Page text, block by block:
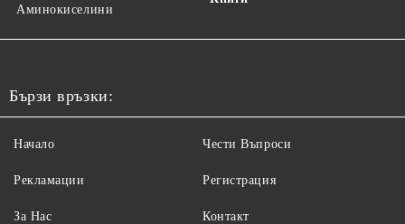
Аминокиселини
Бързи връзки:
Начало
Рекламации
За Нас
Чести Въпроси
Регистрация
Контакт